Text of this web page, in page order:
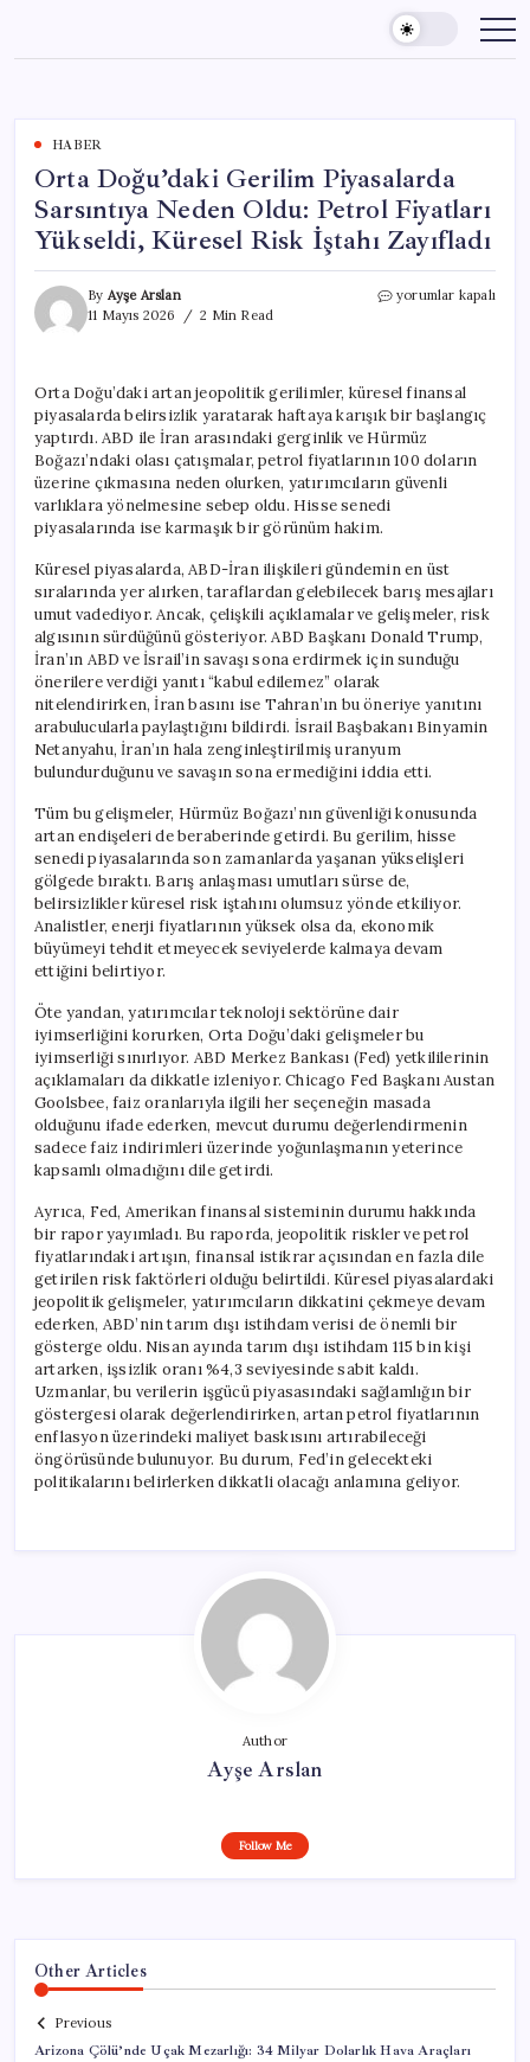
content
HABER
Orta Doğu’daki Gerilim Piyasalarda
Sarsıntıya Neden Oldu: Petrol Fiyatları
Yükseldi, Küresel Risk İştahı Zayıfladı
By Ayşe Arslan
11 Mayıs 2026
2 Min Read
Orta
Neden
Oldu:
Petrol
Fiyatları
Yükseldi,
Küresel
için
yorumlar kapalı
Orta Doğu’daki artan jeopolitik gerilimler, küresel finansal
piyasalarda belirsizlik yaratarak haftaya karışık bir başlangıç
yaptırdı. ABD ile İran arasındaki gerginlik ve Hürmüz
Boğazı’ndaki olası çatışmalar, petrol fiyatlarının 100 doların
üzerine çıkmasına neden olurken, yatırımcıların güvenli
varlıklara yönelmesine sebep oldu. Hisse senedi
piyasalarında ise karmaşık bir görünüm hakim.
Küresel piyasalarda, ABD-İran ilişkileri gündemin en üst
sıralarında yer alırken, taraflardan gelebilecek barış mesajları
umut vadediyor. Ancak, çelişkili açıklamalar ve gelişmeler, risk
algısının sürdüğünü gösteriyor. ABD Başkanı Donald Trump,
İran’ın ABD ve İsrail’in savaşı sona erdirmek için sunduğu
önerilere verdiği yanıtı “kabul edilemez” olarak
nitelendirirken, İran basını ise Tahran’ın bu öneriye yanıtını
arabulucularla paylaştığını bildirdi. İsrail Başbakanı Binyamin
Netanyahu, İran’ın hala zenginleştirilmiş uranyum
bulundurduğunu ve savaşın sona ermediğini iddia etti.
Tüm bu gelişmeler, Hürmüz Boğazı’nın güvenliği konusunda
artan endişeleri de beraberinde getirdi. Bu gerilim, hisse
senedi piyasalarında son zamanlarda yaşanan yükselişleri
gölgede bıraktı. Barış anlaşması umutları sürse de,
belirsizlikler küresel risk iştahını olumsuz yönde etkiliyor.
Analistler, enerji fiyatlarının yüksek olsa da, ekonomik
büyümeyi tehdit etmeyecek seviyelerde kalmaya devam
ettiğini belirtiyor.
Öte yandan, yatırımcılar teknoloji sektörüne dair
iyimserliğini korurken, Orta Doğu’daki gelişmeler bu
iyimserliği sınırlıyor. ABD Merkez Bankası (Fed) yetkililerinin
açıklamaları da dikkatle izleniyor. Chicago Fed Başkanı Austan
Goolsbee, faiz oranlarıyla ilgili her seçeneğin masada
olduğunu ifade ederken, mevcut durumu değerlendirmenin
sadece faiz indirimleri üzerinde yoğunlaşmanın yeterince
kapsamlı olmadığını dile getirdi.
Ayrıca, Fed, Amerikan finansal sisteminin durumu hakkında
bir rapor yayımladı. Bu raporda, jeopolitik riskler ve petrol
fiyatlarındaki artışın, finansal istikrar açısından en fazla dile
getirilen risk faktörleri olduğu belirtildi. Küresel piyasalardaki
jeopolitik gelişmeler, yatırımcıların dikkatini çekmeye devam
ederken, ABD’nin tarım dışı istihdam verisi de önemli bir
gösterge oldu. Nisan ayında tarım dışı istihdam 115 bin kişi
artarken, işsizlik oranı %4,3 seviyesinde sabit kaldı.
Uzmanlar, bu verilerin işgücü piyasasındaki sağlamlığın bir
göstergesi olarak değerlendirirken, artan petrol fiyatlarının
enflasyon üzerindeki maliyet baskısını artırabileceği
öngörüsünde bulunuyor. Bu durum, Fed’in gelecekteki
politikalarını belirlerken dikkatli olacağı anlamına geliyor.
Author
Ayşe Arslan
Follow Me
Other Articles
Previous
Arizona Çölü’nde Uçak Mezarlığı: 34 Milyar Dolarlık Hava Araçları